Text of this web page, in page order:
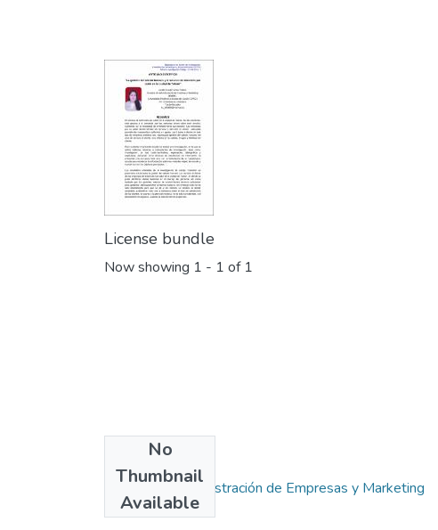
License bundle
Now showing 1 - 1 of 1
No
Thumbnail
Available
Collections
Carrera de Administración de Empresas y Marketing